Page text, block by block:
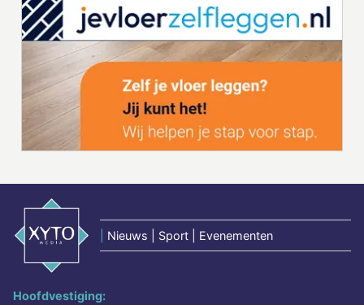
Nieuws | Sport | Evenementen
Hoofdvestiging: